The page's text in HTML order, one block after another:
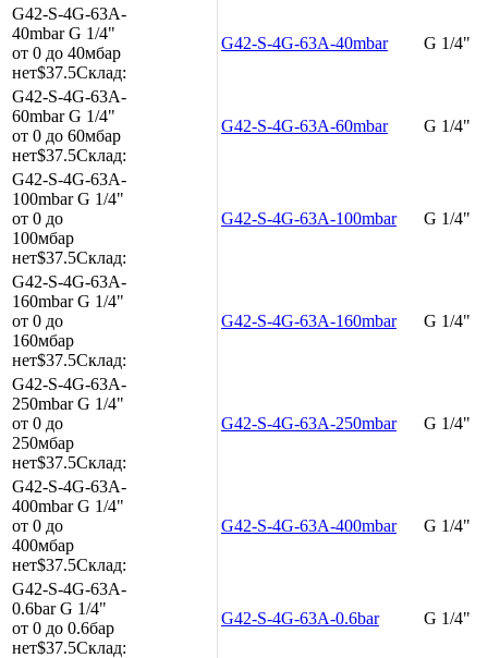
G42-S-4G-63A-
40mbarG 1/4"
от 0 до 40мбар
нет$37.5Склад:
G42-S-4G-63A-40mbar G 1/4"
G42-S-4G-63A-
60mbarG 1/4"
от 0 до 60мбар
нет$37.5Склад:
G42-S-4G-63A-60mbar G 1/4"
G42-S-4G-63A-
100mbarG 1/4"
от 0 до
100мбар
нет$37.5Склад:
G42-S-4G-63A-100mbar G 1/4"
G42-S-4G-63A-
160mbarG 1/4"
от 0 до
160мбар
нет$37.5Склад:
G42-S-4G-63A-160mbar G 1/4"
G42-S-4G-63A-
250mbarG 1/4"
от 0 до
250мбар
нет$37.5Склад:
G42-S-4G-63A-250mbar G 1/4"
G42-S-4G-63A-
400mbarG 1/4"
от 0 до
400мбар
нет$37.5Склад:
G42-S-4G-63A-400mbar G 1/4"
G42-S-4G-63A-
0.6barG 1/4"
от 0 до 0.6бар
нет$37.5Склад:
G42-S-4G-63A-0.6bar G 1/4"